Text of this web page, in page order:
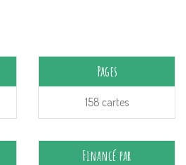
Pages
158 cartes
Financé par